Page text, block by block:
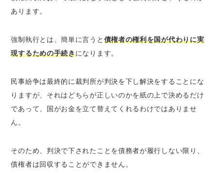
資金調達
種類
強制執行を申請する前に必要なこと
不動産執行
債権執行
強制執行に必要なもの
裁判所の許可
費用倒れしないための必要な強制執行の事前知
あります。
強制執行とは、簡単に言うと 債権者の権利を国が代わりに実
現するための手続きになります。
民事紛争は最終的に裁判所が判決を下し解決をすることにな
りますが、それはどちらが正しいのかを紙の上で決めるだけ
であって、国がお金を立て替えてくれるわけではありませ
ん。
そのため、判決で下されたことを債務者が履行しない限り、
債権者は回収することができません。